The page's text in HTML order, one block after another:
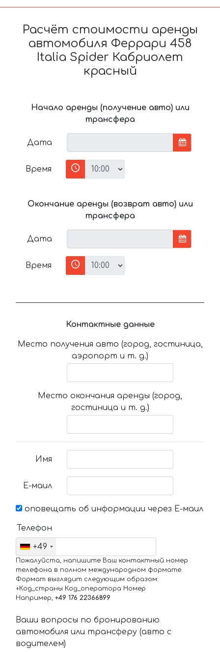
Расчёт стоимости аренды
автомобиля Феррари 458
Italia Spider Кабриолет
красный
Начало аренды (получение авто) или
трансфера
Дата
Время
Окончание аренды (возврат авто) или
трансфера
Дата
Время
Контактные данные
Место получения авто (город, гостиница,
аэропорт и т. д.)
Место окончания аренды (город,
гостиница и т. д.)
Имя
Е-маил
оповещать об информации через Е-маил
Телефон
+49
Пожалуйста, напишите Ваш контактный номер
телефона в полном международном формате.
Формат выглядит следующим образом:
+Код_страны Код_оператора Номер
Например, +49 176 22366899
Ваши вопросы по бронированию
автомобиля или трансферу (авто с
водителем)